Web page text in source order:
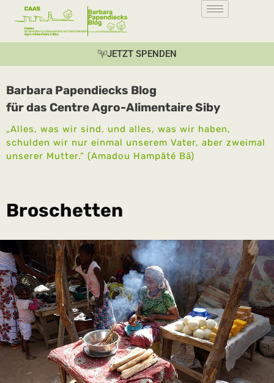
JETZT SPENDEN
Barbara Papendiecks Blog
für das Centre Agro-Alimentaire Siby
„Alles, was wir sind, und alles, was wir haben,
schulden wir nur einmal unserem Vater, aber zweimal
unserer Mutter.“ (Amadou Hampâté Bâ)
Broschetten